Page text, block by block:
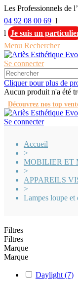
Les Professionnels de
04 92 08 00 69 l
l Je suis un
Menu Rechercher
Se connecter
Cliquer pour plus de
Aucun produit n'a été
Découvrez nos top
Se connecter
Accueil
>
MOBILIER ET
>
APPAREILS
>
Lampes loupe et
Filtres
Filtres
Marque
Marque
Daylight (7)